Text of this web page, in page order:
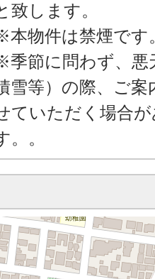
致します。
本物件は禁煙です
季節に問わず、悪
雪等）の際、ご案
ていただく場合
。。